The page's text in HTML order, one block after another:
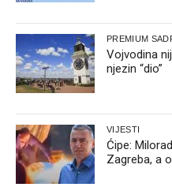
PREMIUM
Vojvodina
njezin “dio”
VIJESTI
Ćipe:
Zagreba, a